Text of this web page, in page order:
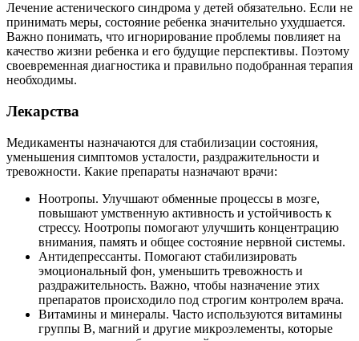
Лечение астенического синдрома у детей обязательно. Если не
принимать меры, состояние ребенка значительно ухудшается.
Важно понимать, что игнорирование проблемы повлияет на
качество жизни ребенка и его будущие перспективы. Поэтому
своевременная диагностика и правильно подобранная терапия
необходимы.
Лекарства
Медикаменты назначаются для стабилизации состояния,
уменьшения симптомов усталости, раздражительности и
тревожности. Какие препараты назначают врачи:
Ноотропы. Улучшают обменные процессы в мозге,
повышают умственную активность и устойчивость к
стрессу. Ноотропы помогают улучшить концентрацию
внимания, память и общее состояние нервной системы.
Антидепрессанты. Помогают стабилизировать
эмоциональный фон, уменьшить тревожность и
раздражительность. Важно, чтобы назначение этих
препаратов происходило под строгим контролем врача.
Витамины и минералы. Часто используются витамины
группы B, магний и другие микроэлементы, которые